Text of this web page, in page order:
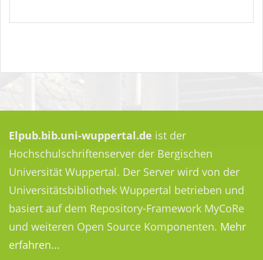
Elpub.bib.uni-wuppertal.de ist der
Hochschulschriftenserver der Bergischen
Universität Wuppertal. Der Server wird von der
Universitätsbibliothek Wuppertal betrieben und
basiert auf dem Repository-Framework MyCoRe
und weiteren Open Source Komponenten. Mehr
erfahren...